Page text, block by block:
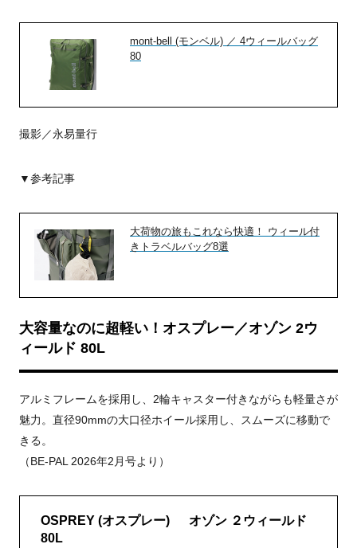
mont-bell (モンベル) ／ 4ウィールバッグ
80
撮影／永易量行
▼参考記事
大荷物の旅もこれなら快適！ ウィール付
きトラベルバッグ8選
大容量なのに超軽い！オスプレー／オゾン 2ウ
ィールド 80L
アルミフレームを採用し、2輪キャスター付きながらも軽量さが
魅力。直径90mmの大口径ホイール採用し、スムーズに移動で
きる。
（BE-PAL 2026年2月号より）
OSPREY (オスプレー) オゾン ２ウィールド
80L